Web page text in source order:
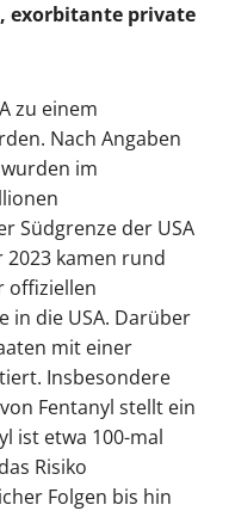
exorbitante private
zu einem
Nach Angaben
im
Südgrenze der USA
kamen rund
offiziellen
in die USA. Darüber
mit einer
Insbesondere
Fentanyl stellt ein
ist etwa 100-mal
Risiko
Folgen bis hin